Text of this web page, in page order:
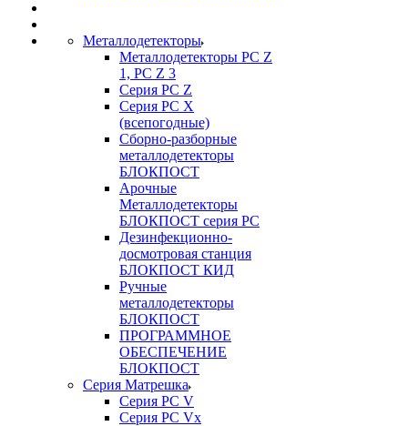
Металлодетекторы
Металлодетекторы РС Z
1, PC Z 3
Серия РС Z
Серия РС X
(всепогодные)
Сборно-разборные
металлодетекторы
БЛОКПОСТ
Арочные
Металлодетекторы
БЛОКПОСТ серия РС
Дезинфекционно-
досмотровая станция
БЛОКПОСТ КИД
Ручные
металлодетекторы
БЛОКПОСТ
ПРОГРАММНОЕ
ОБЕСПЕЧЕНИЕ
БЛОКПОСТ
Серия Матрешка
Серия PC V
Серия PC Vx